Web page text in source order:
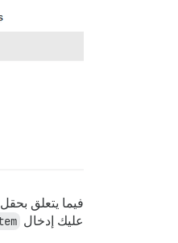
فيما يتعلق
عليك إدخال